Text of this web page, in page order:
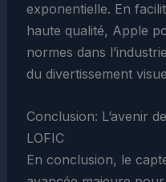
exponentielle. En
haute qualité, Apple
normes dans
du divertissement
Conclusion: L’avenir
LOFIC
En conclusion, le